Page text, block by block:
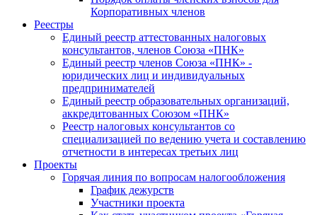
Корпоративных членов
Реестры
Единый реестр аттестованных налоговых
консультантов, членов Союза «ПНК»
Единый реестр членов Союза «ПНК» -
юридических лиц и индивидуальных
предпринимателей
Единый реестр образовательных организаций,
аккредитованных Союзом «ПНК»
Реестр налоговых консультантов со
специализацией по ведению учета и составлению
отчетности в интересах третьих лиц
Проекты
Горячая линия по вопросам налогообложения
График дежурств
Участники проекта